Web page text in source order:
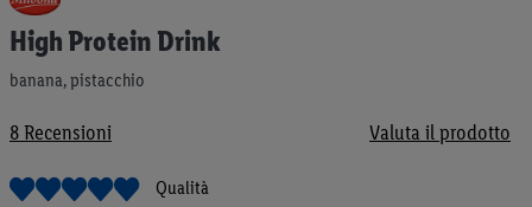
High Protein Drink
banana, pistacchio
8Recensioni Valuta il prodotto
Qualità
all'inizio
della
galleria
di